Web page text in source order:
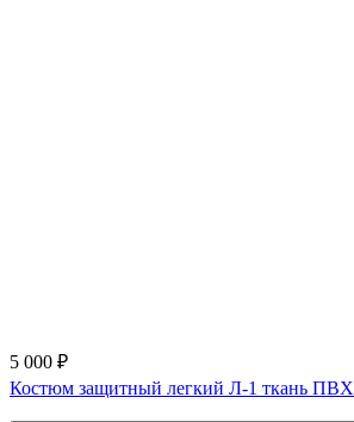
5 000 ₽
Костюм защитный легкий Л-1 ткань ПВХ